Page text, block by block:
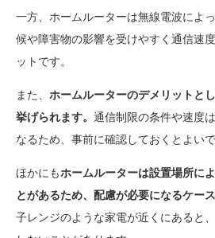
一方、ホームルーターは無線電波によ
候や障害物の影響を受けやすく通信速
ットです。
また、 ホームルーターのデメリットと
挙げられます。 通信制限の条件や速度
なるため、事前に確認しておくとよいで
ほかにもホームルーターは設置場所に
とがあるため、配慮が必要になるケース
子レンジのような家電が近くにあると